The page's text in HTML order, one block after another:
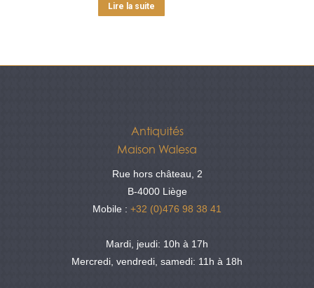
Lire la suite
Antiquités
Maison Walesa
Rue hors château, 2
B-4000 Liège
Mobile : +32 (0)476 98 38 41
Mardi, jeudi: 10h à 17h
Mercredi, vendredi, samedi: 11h à 18h